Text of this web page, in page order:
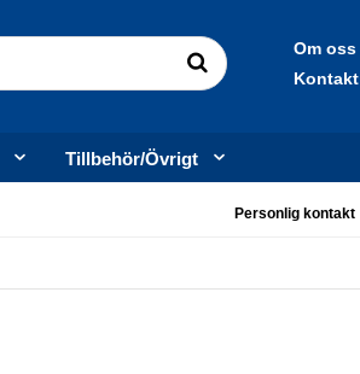
Om oss
Kontakt
Tillbehör/Övrigt
Personlig kontakt